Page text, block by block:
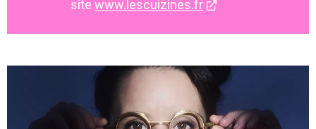
site www.lescuizines.fr